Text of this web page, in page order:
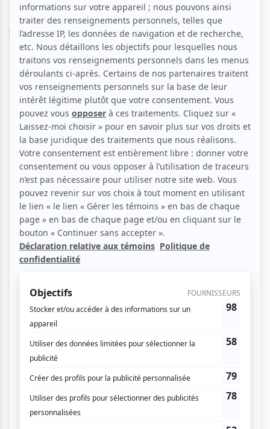
Théâtre Répertoire
L'Effet des rayons gamma
sur les vieux garçons
Voir les avis -->
Aucune offre promotionnelle
disponible
Soyez les premiers avisés dès qu'il y aura une offre promo
pour L'Effet des rayons gamma sur les vieux garçons:
INSCRIVEZ-VOUS
Rendue plus québécoise que nature par les soins d'un
Tremblay plus créateur qu'adaptateur, dans son coin
Ici le ratage, l'émotion, l'épilepsie, le langage, la peine, le
gâtisme, la laideur, la crasse ne sont pas nobles, ils sont
poignants. On n'en fait pas un drame. Ils sont le drame,
drôle, humble, singulier et singulièrement vôtre. - Alain
Pontaut, dramaturge et poète.